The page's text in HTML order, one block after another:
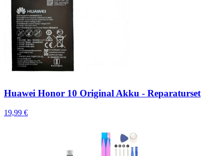
Huawei Honor 10 Original Akku - Reparaturset
19,99 €